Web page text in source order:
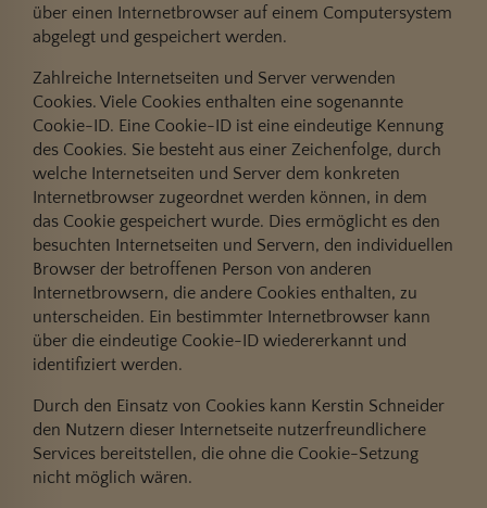
über einen Internetbrowser auf einem Computersystem
abgelegt und gespeichert werden.
Zahlreiche Internetseiten und Server verwenden
Cookies. Viele Cookies enthalten eine sogenannte
Cookie-ID. Eine Cookie-ID ist eine eindeutige Kennung
des Cookies. Sie besteht aus einer Zeichenfolge, durch
welche Internetseiten und Server dem konkreten
Internetbrowser zugeordnet werden können, in dem
das Cookie gespeichert wurde. Dies ermöglicht es den
besuchten Internetseiten und Servern, den individuellen
Browser der betroffenen Person von anderen
Internetbrowsern, die andere Cookies enthalten, zu
unterscheiden. Ein bestimmter Internetbrowser kann
über die eindeutige Cookie-ID wiedererkannt und
identifiziert werden.
Durch den Einsatz von Cookies kann Kerstin Schneider
den Nutzern dieser Internetseite nutzerfreundlichere
Services bereitstellen, die ohne die Cookie-Setzung
nicht möglich wären.